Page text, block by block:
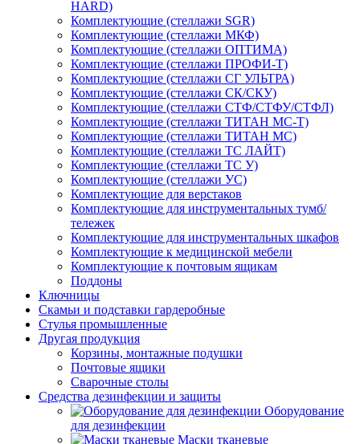
HARD)
Комплектующие (стеллажи SGR)
Комплектующие (стеллажи МКФ)
Комплектующие (стеллажи ОПТИМА)
Комплектующие (стеллажи ПРОФИ-Т)
Комплектующие (стеллажи СГ УЛЬТРА)
Комплектующие (стеллажи СК/СКУ)
Комплектующие (стеллажи СТФ/СТФУ/СТФЛ)
Комплектующие (стеллажи ТИТАН МС-Т)
Комплектующие (стеллажи ТИТАН МС)
Комплектующие (стеллажи ТС ЛАЙТ)
Комплектующие (стеллажи ТС У)
Комплектующие (стеллажи УС)
Комплектующие для верстаков
Комплектующие для инструментальных тумб/
тележек
Комплектующие для инструментальных шкафов
Комплектующие к медицинской мебели
Комплектующие к почтовым ящикам
Поддоны
Ключницы
Скамьи и подставки гардеробные
Стулья промышленные
Другая продукция
Корзины, монтажные подушки
Почтовые ящики
Сварочные столы
Средства дезинфекции и защиты
Оборудование
для дезинфекции
Маски тканевые